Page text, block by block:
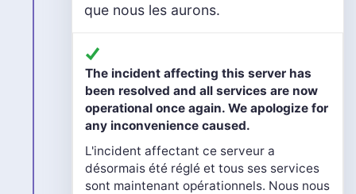
que nous les aurons.
The incident affecting this server has
been resolved and all services are now
operational once again. We apologize for
any inconvenience caused.
L'incident affectant ce serveur a
désormais été réglé et tous ses services
sont maintenant opérationnels. Nous nous